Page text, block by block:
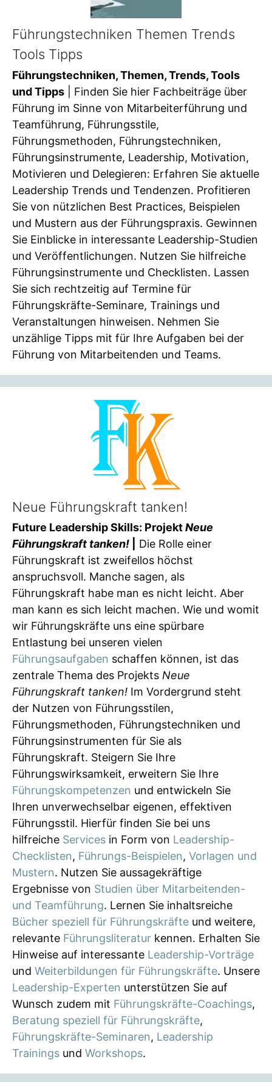
Führungstechniken Themen Trends
Tools Tipps
Führungstechniken, Themen, Trends, Tools
und Tipps | Finden Sie hier Fachbeiträge über
Führung im Sinne von Mitarbeiterführung und
Teamführung, Führungsstile,
Führungsmethoden, Führungstechniken,
Führungsinstrumente, Leadership, Motivation,
Motivieren und Delegieren: Erfahren Sie aktuelle
Leadership Trends und Tendenzen. Profitieren
Sie von nützlichen Best Practices, Beispielen
und Mustern aus der Führungspraxis. Gewinnen
Sie Einblicke in interessante Leadership-Studien
und Veröffentlichungen. Nutzen Sie hilfreiche
Führungsinstrumente und Checklisten. Lassen
Sie sich rechtzeitig auf Termine für
Führungskräfte-Seminare, Trainings und
Veranstaltungen hinweisen. Nehmen Sie
unzählige Tipps mit für Ihre Aufgaben bei der
Führung von Mitarbeitenden und Teams.
Neue Führungskraft tanken!
Future Leadership Skills: ProjektNeue
Führungskraft tanken!
Die Rolle einer
Führungskraft ist zweifellos höchst
anspruchsvoll. Manche sagen, als
Führungskraft habe man es nicht leicht. Aber
man kann es sich leicht machen. Wie und womit
wir Führungskräfte uns eine spürbare
Entlastung bei unseren vielen
Führungsaufgaben schaffen können, ist das
zentrale Thema des Projekts Neue
Führungskraft tanken! Im Vordergrund steht
der Nutzen von Führungsstilen,
Führungsmethoden, Führungstechniken und
Führungsinstrumenten für Sie als
Führungskraft. Steigern Sie Ihre
Führungswirksamkeit, erweitern Sie Ihre
Führungskompetenzen und entwickeln Sie
Ihren unverwechselbar eigenen, effektiven
Führungsstil. Hierfür finden Sie bei uns
hilfreiche Services in Form von Leadership-
Checklisten, Führungs-Beispielen, Vorlagen und
Mustern. Nutzen Sie aussagekräftige
Ergebnisse von Studien über Mitarbeitenden-
und Teamführung. Lernen Sie inhaltsreiche
Bücher speziell für Führungskräfte und weitere,
relevante Führungsliteratur kennen. Erhalten Sie
Hinweise auf interessante Leadership-Vorträge
und Weiterbildungen für Führungskräfte. Unsere
Leadership-Experten unterstützen Sie auf
Wunsch zudem mit Führungskräfte-Coachings,
Beratung speziell für Führungskräfte,
Führungskräfte-Seminaren, Leadership
Trainings und Workshops.